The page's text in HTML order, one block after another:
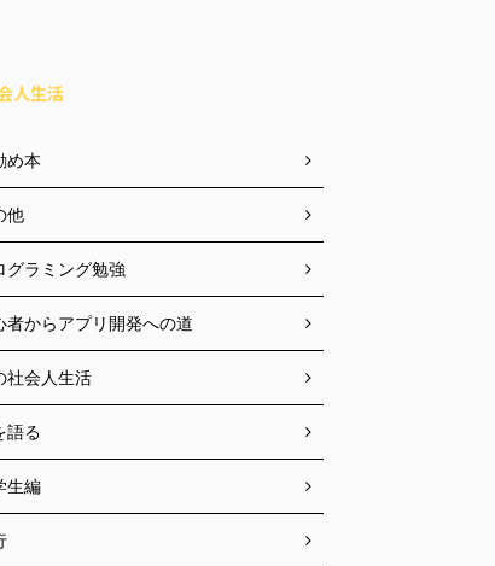
人生活
め本
他
グラミング勉強
者からアプリ開発への道
社会人生活
語る
生編